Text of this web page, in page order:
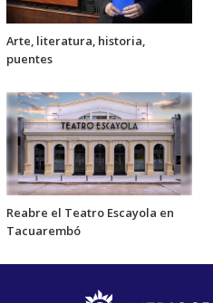
Arte, literatura, historia,
puentes
Reabre el Teatro Escayola en
Tacuarembó